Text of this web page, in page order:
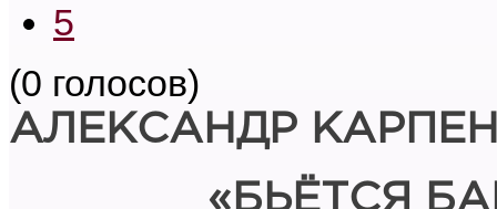
5
(0 голосов)
АЛЕКСАНДР
«БЬЁТСЯ